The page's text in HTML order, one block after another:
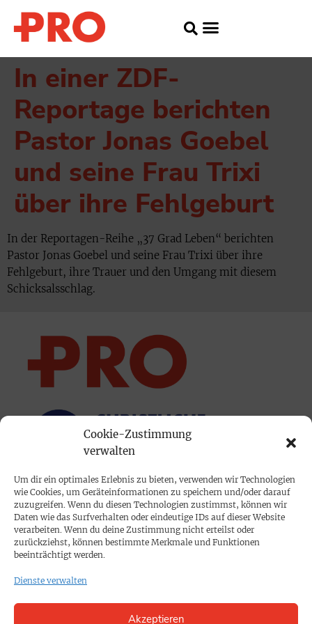
Cookie-Zustimmung
verwalten
Um dir ein optimales Erlebnis zu bieten, verwenden wir Technologien
wie Cookies, um Geräteinformationen zu speichern und/oder darauf
zuzugreifen. Wenn du diesen Technologien zustimmst, können wir
Daten wie das Surfverhalten oder eindeutige IDs auf dieser Website
verarbeiten. Wenn du deine Zustimmung nicht erteilst oder
zurückziehst, können bestimmte Merkmale und Funktionen
beeinträchtigt werden.
Dienste verwalten
Akzeptieren
In einer ZDF-
Reportage berichten
Pastor Jonas Goebel
und seine Frau Trixi
über ihre Fehlgeburt
In der Reportagen-Reihe „37 Grad Leben“ berichten
Pastor Jonas Goebel und seine Frau Trixi über ihre
Fehlgeburt, ihre Trauer und den Umgang mit diesem
Schicksalsschlag.
PRINTAUSGABE
Mediadaten
Impressum